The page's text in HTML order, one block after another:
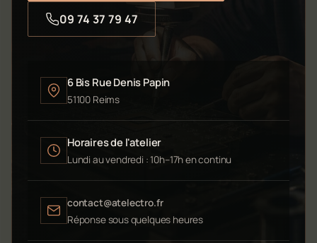
09 74 37 79 47
6 Bis Rue Denis Papin
51100 Reims
Horaires de l'atelier
Lundi au vendredi : 10h–17h en continu
contact@atelectro.fr
Réponse sous quelques heures